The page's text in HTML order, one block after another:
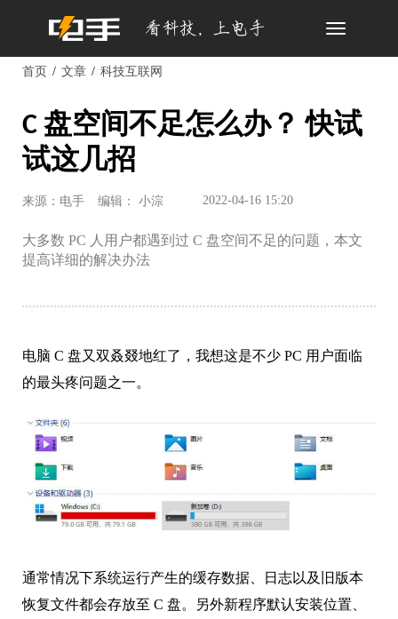
Toggle
首页 文章 科技互联网
C 盘空间不足怎么办？ 快试
试这几招
来源：电手 编辑： 小淙 2022-04-16 15:20
大多数 PC 人用户都遇到过 C 盘空间不足的问题，本文
提高详细的解决办法
电脑 C 盘又双叒叕地红了，我想这是不少 PC 用户面临
的最头疼问题之一。
通常情况下系统运行产生的缓存数据、日志以及旧版本
恢复文件都会存放至 C 盘。另外新程序默认安装位置、